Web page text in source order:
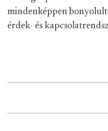
mindenképpen
érdek- és